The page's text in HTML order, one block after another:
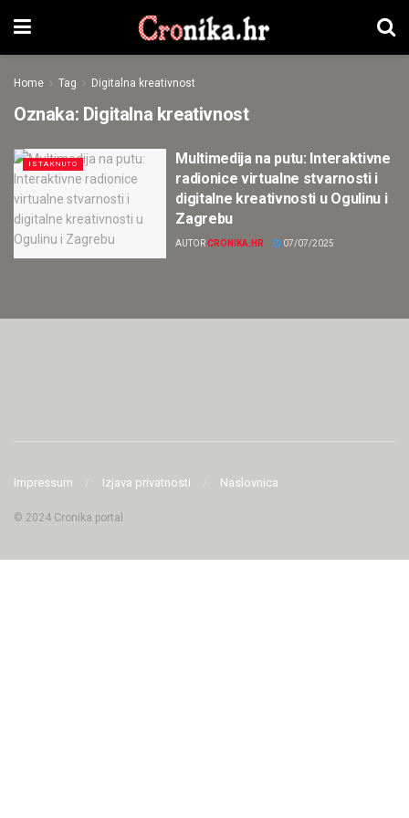
Home Tag Digitalna kreativnost
Oznaka: Digitalna kreativnost
ISTAKNUTO
Multimedija na putu: Interaktivne
radionice virtualne stvarnosti i
digitalne kreativnosti u Ogulinu i
Zagrebu
AUTORCRONIKA.HR 07/07/2025
Impressum Izjava privatnosti Naslovnica
© 2024 Cronika portal